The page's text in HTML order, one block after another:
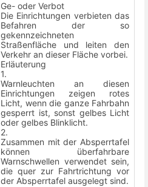
Ge- oder Verbot
Die Einrichtungen verbieten das
Befahren der so
gekennzeichneten
Straßenfläche und leiten den
Verkehr an dieser Fläche vorbei.
Erläuterung
1.
Warnleuchten an diesen
Einrichtungen zeigen rotes
Licht, wenn die ganze Fahrbahn
gesperrt ist, sonst gelbes Licht
oder gelbes Blinklicht.
2.
Zusammen mit der Absperrtafel
können überfahrbare
Warnschwellen verwendet sein,
die quer zur Fahrtrichtung vor
der Absperrtafel ausgelegt sind.